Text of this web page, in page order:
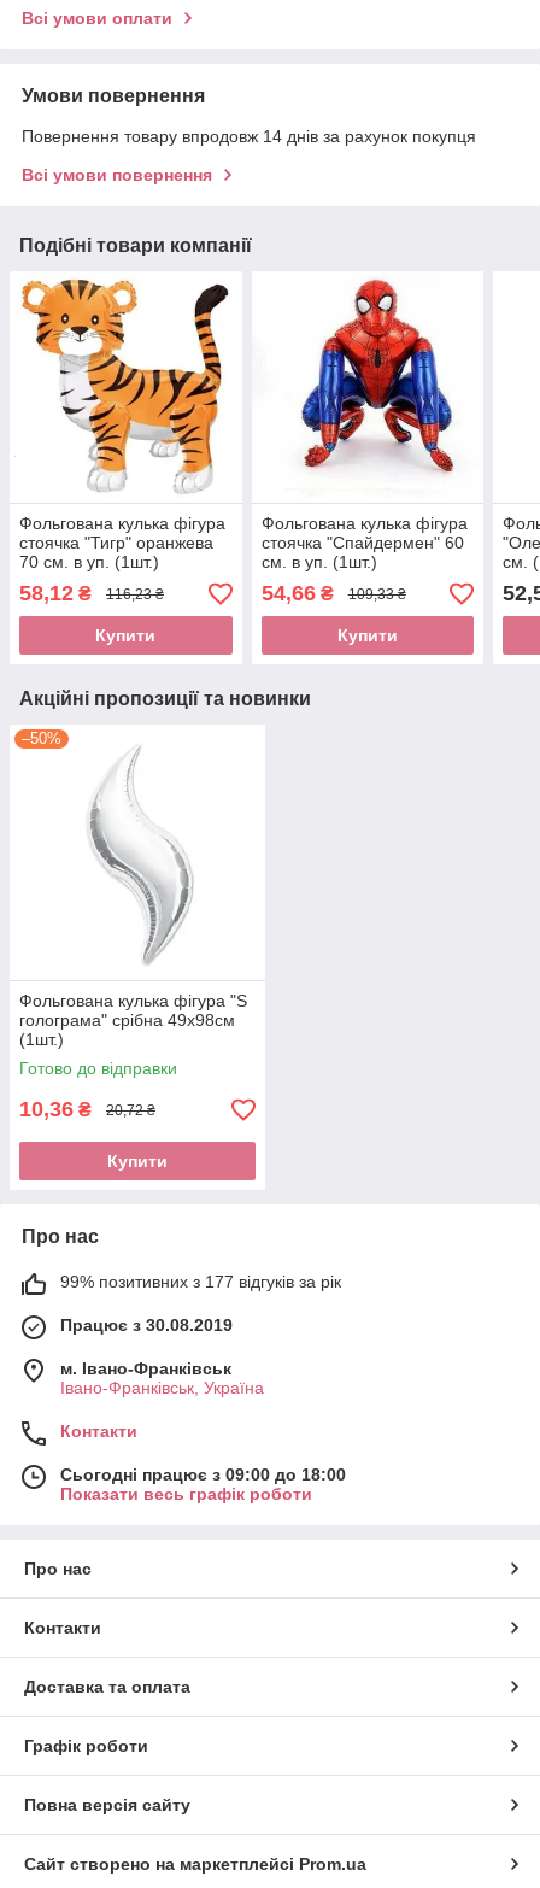
Всі умови оплати
Умови повернення
Повернення товару впродовж 14 днів за рахунок покупця
Всі умови повернення
Подібні товари компанії
Фольгована кулька фігура
стоячка "Тигр" оранжева
70 см. в уп. (1шт.)
58,12 ₴ 116,23 ₴
Купити
Фольгована кулька фігура
стоячка "Спайдермен" 60
см. в уп. (1шт.)
54,66₴ 109,33 ₴
Купити
см.
Акційні пропозиції та новинки
–50%
Фольгована кулька фігура "S
голограма" срібна 49х98см
(1шт.)
Готово до відправки
10,36 ₴ 20,72 ₴
Купити
Про нас
99% позитивних з 177 відгуків за рік
Працює з 30.08.2019
м. Івано-Франківськ
Івано-Франківськ, Україна
Контакти
Сьогодні працює з 09:00 до 18:00
Показати весь графік роботи
Про нас
Контакти
Доставка та оплата
Графік роботи
Повна версія сайту
Сайт створено на маркетплейсі Prom.ua